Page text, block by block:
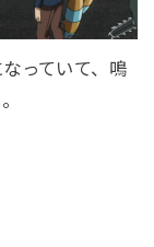
っていて、鳴